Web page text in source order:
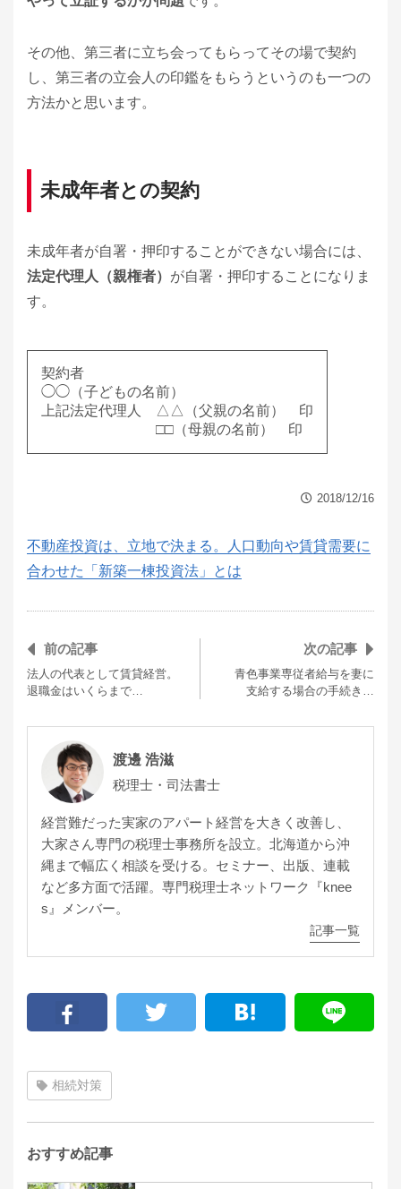
その他、第三者に立ち会ってもらってその場で契約
し、第三者の立会人の印鑑をもらうというのも一つの
方法かと思います。
未成年者との契約
未成年者が自署・押印することができない場合には、
法定代理人（親権者） が自署・押印することになりま
す。
契約者
◯◯（子どもの名前）
上記法定代理人 △△（父親の名前） 印
□□（母親の名前） 印
2018/12/16
不動産投資は、立地で決まる。人口動向や賃貸需要に
合わせた「新築一棟投資法」とは
前の記事
法人の代表として賃貸経営。
退職金はいくらまで…
次の記事
青色事業専従者給与を妻に
支給する場合の手続き…
渡邊 浩滋
税理士・司法書士
経営難だった実家のアパート経営を大きく改善し、
大家さん専門の税理士事務所を設立。北海道から沖
縄まで幅広く相談を受ける。セミナー、出版、連載
など多方面で活躍。専門税理士ネットワーク『knee
s』メンバー。
記事一覧
相続対策
おすすめ記事